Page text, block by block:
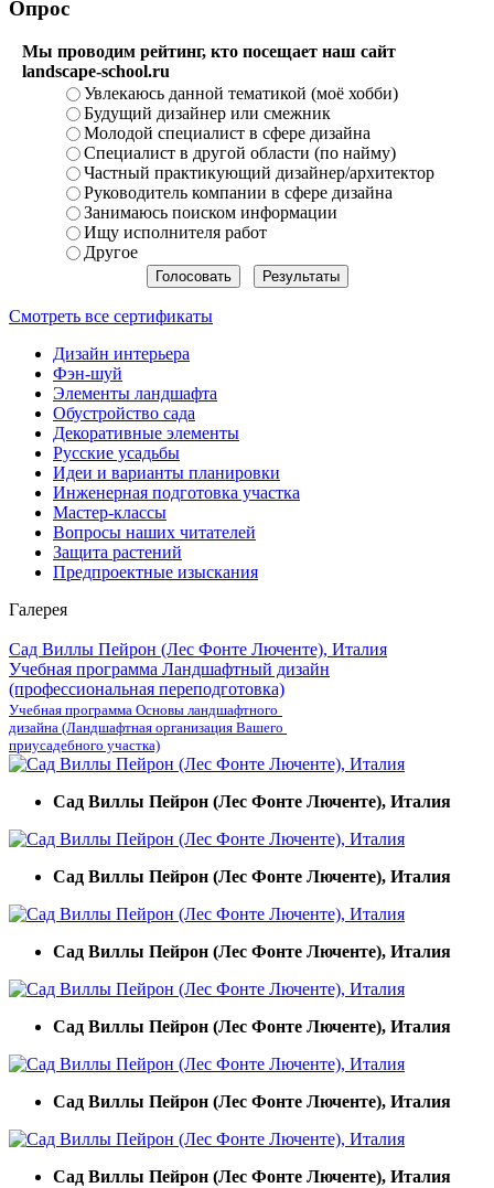
Опрос
Мы проводим рейтинг, кто посещает наш сайт
landscape-school.ru
Увлекаюсь данной тематикой (моё хобби)
Будущий дизайнер или смежник
Молодой специалист в сфере дизайна
Специалист в другой области (по найму)
Частный практикующий дизайнер/архитектор
Руководитель компании в сфере дизайна
Занимаюсь поиском информации
Ищу исполнителя работ
Другое
Смотреть все сертификаты
Дизайн интерьера
Фэн-шуй
Элементы ландшафта
Обустройство сада
Декоративные элементы
Русские усадьбы
Идеи и варианты планировки
Инженерная подготовка участка
Мастер-классы
Вопросы наших читателей
Защита растений
Предпроектные изыскания
Галерея
Сад Виллы Пейрон (Лес Фонте Люченте), Италия
Учебная программа Ландшафтный дизайн
(профессиональная переподготовка)
Учебная программа Основы ландшафтного
дизайна (Ландшафтная организация Вашего
приусадебного участка)
Сад Виллы Пейрон (Лес Фонте Люченте), Италия
Сад Виллы Пейрон (Лес Фонте Люченте), Италия
Сад Виллы Пейрон (Лес Фонте Люченте), Италия
Сад Виллы Пейрон (Лес Фонте Люченте), Италия
Сад Виллы Пейрон (Лес Фонте Люченте), Италия
Сад Виллы Пейрон (Лес Фонте Люченте), Италия